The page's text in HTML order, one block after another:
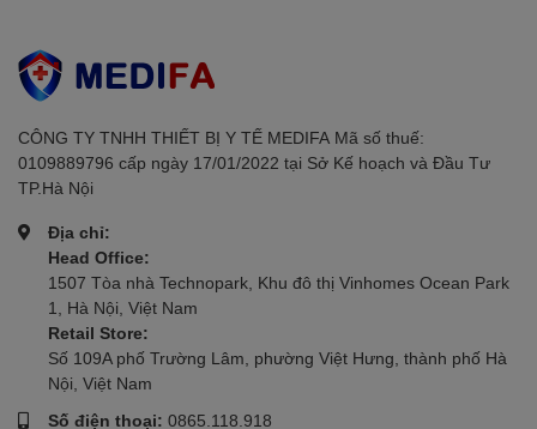
CÔNG TY TNHH THIẾT BỊ Y TẾ MEDIFAㅤㅤㅤㅤㅤㅤㅤ Mã số thuế:
0109889796 cấp ngày 17/01/2022 tại Sở Kế hoạch và Đầu Tư
TP.Hà Nội
Địa chỉ:
Head Office:
1507 Tòa nhà Technopark, Khu đô thị Vinhomes Ocean Park
1, Hà Nội, Việt Nam
Retail Store:
Số 109A phố Trường Lâm, phường Việt Hưng, thành phố Hà
Nội, Việt Nam
Số điện thoại: 0865.118.918